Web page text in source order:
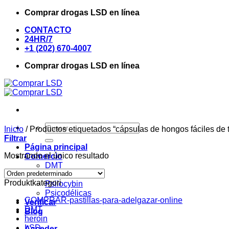
Saltar
contenido
Comprar drogas LSD en línea
CONTACTO
24HR/7
+1 (202) 670-4007
Comprar drogas LSD en línea
Buscar
por:
Página principal
Comercio
DMT
LSD
Psilocybin
Psicodélicas
Verificar
Blog
Inicio /Productos etiquetados “cápsulas de hongos fáciles de
Filtrar
Mostrando el único resultado
Produktkategori
COMPRAR-pastillas-para-adelgazar-online
DMT
heroin